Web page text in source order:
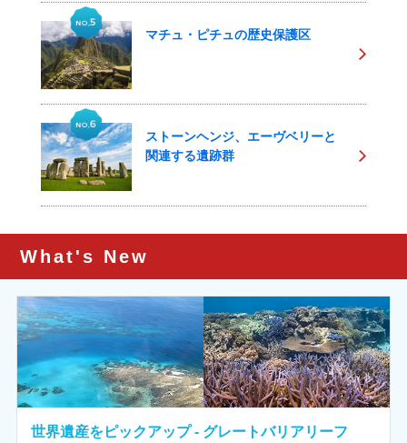
マチュ・ピチュの歴史保護区
ストーンヘンジ、エーヴベリーと
関連する遺跡群
What's New
世界遺産をピックアップ - グレートバリアリーフ